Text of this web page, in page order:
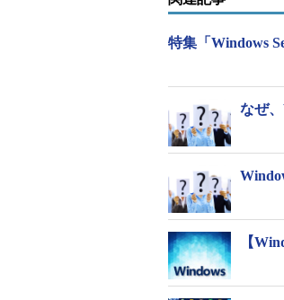
画面1大量に存在す
最初に見つけた
んが、あまり起
ア）以上ありま
明らかに）。一方
もありました。
特集「Windows
なぜ
【